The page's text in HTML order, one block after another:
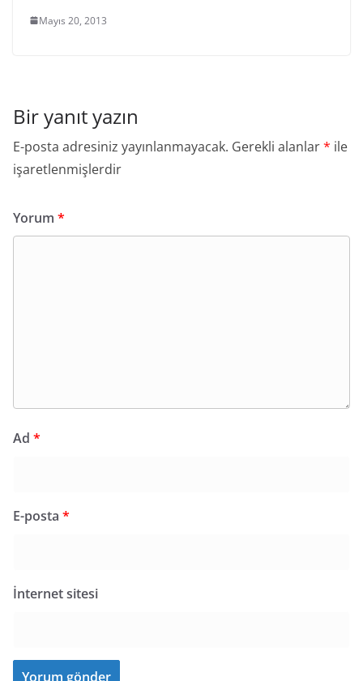
Mayıs 20, 2013
Bir yanıt yazın
E-posta adresiniz yayınlanmayacak. Gerekli alanlar* ile
işaretlenmişlerdir
Yorum *
Ad *
E-posta *
İnternet sitesi